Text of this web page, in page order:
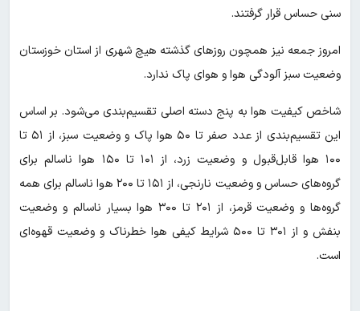
سنی حساس قرار گرفتند.
امروز جمعه نیز همچون روزهای گذشته هیچ شهری از استان خوزستان
وضعیت سبز آلودگی هوا و هوای پاک ندارد.
شاخص کیفیت هوا به پنج دسته اصلی تقسیم‌بندی می‌شود. بر اساس
این تقسیم‌بندی از عدد صفر تا ۵۰ هوا پاک و وضعیت سبز، از ۵۱ تا
۱۰۰ هوا قابل‌قبول و وضعیت زرد، از ۱۰۱ تا ۱۵۰ هوا ناسالم برای
گروه‌های حساس و وضعیت نارنجی، از ۱۵۱ تا ۲۰۰ هوا ناسالم برای همه
گروه‌ها و وضعیت قرمز، از ۲۰۱ تا ۳۰۰ هوا بسیار ناسالم و وضعیت
بنفش و از ۳۰۱ تا ۵۰۰ شرایط کیفی هوا خطرناک و وضعیت قهوه‌ای
است.